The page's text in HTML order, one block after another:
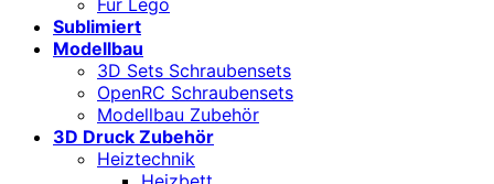
Für Lego
Sublimiert
Modellbau
3D Sets Schraubensets
OpenRC Schraubensets
Modellbau Zubehör
3D Druck Zubehör
Heiztechnik